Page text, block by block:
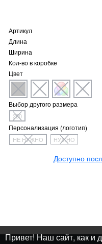
Артикул
Длина
Ширина
Кол-во в коробке
Цвет
Выбор другого размера
280
Персонализация (логотип)
НЕ НУЖНО НУЖНО
Доступно
Привет! Наш сайт, как и